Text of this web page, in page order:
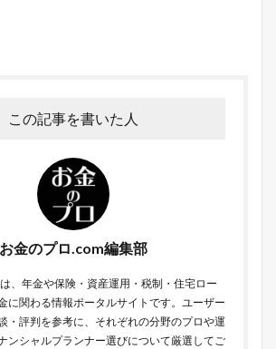
この記事を書いた人
お金のプロ.com編集部
、年金や保険・資産運用・税制・住宅ロー
に関わる情報ポータルサイトです。ユーザー
・評判を参考に、それぞれの分野のプロや運
ンシャルプランナー選びについて厳選してご